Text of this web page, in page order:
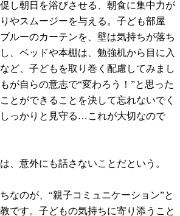
し朝日を浴びさせる、朝食に集中力が
やスムージーを与える。子ども部屋
ルーのカーテンを、壁は気持ちが落ち
、ベッドや本棚は、勉強机から目に入
ど、子どもを取り巻く配慮してみまし
が自らの意志で“変わろう！”と思った
とができることを決して忘れないでく
っかりと見守る…これが大切なので
、意外にも話さないことだという。
なのが、“親子コミュニケーション”と
です。子どもの気持ちに寄り添うこと